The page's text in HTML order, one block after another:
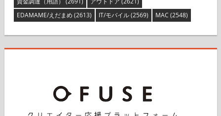
EDAMAME/えだまめ (2613) IT/モバイル(2569) MAC (2548)